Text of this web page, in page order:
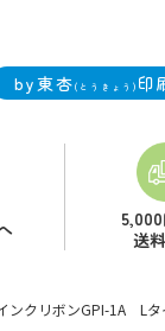
by東杏 (とうきょう) 印
送
クリボンGPI-1A Lタ